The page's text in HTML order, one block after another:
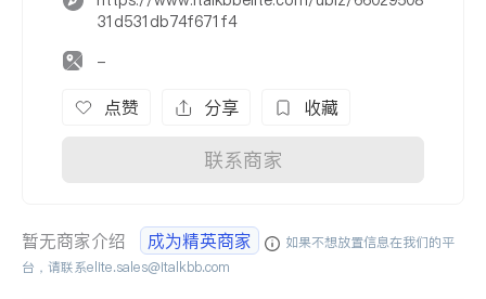
31d531db74f671f4
-
点赞 分享 收藏
联系商家
暂无商家介绍 成为精英商家
如果不想放置信息在我们的平
台，请联系elite.sales@italkbb.com